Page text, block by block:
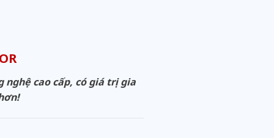
nghệ cao cấp, có giá trị gia